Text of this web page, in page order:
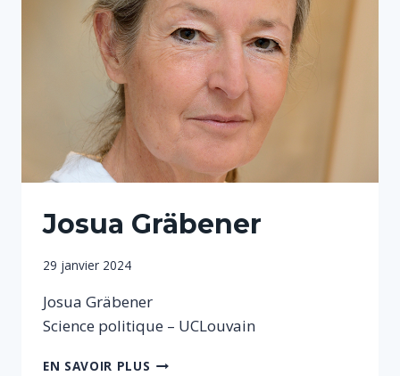
Josua Gräbener
Par
29 janvier 2024
Josua Gräbener
Science politique – UCLouvain
EN SAVOIR PLUS JOSUA